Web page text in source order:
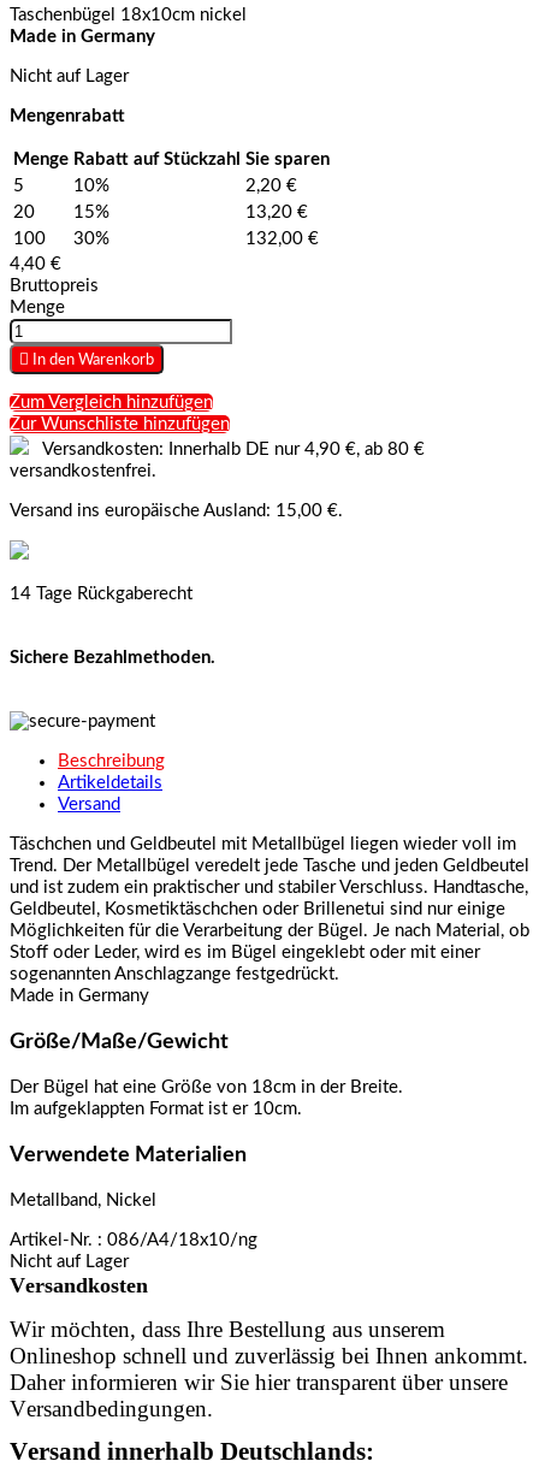
Taschenbügel 18x10cm nickel
Made in Germany
Nicht auf Lager
Mengenrabatt
Menge Rabatt auf Stückzahl Sie sparen
5
10%
2,20 €
20
15%
13,20 €
100
30%
132,00 €
4,40 €
Bruttopreis
Menge
 In den Warenkorb
Zum Vergleich hinzufügen
Zur Wunschliste hinzufügen
Versandkosten: Innerhalb DE nur 4,90 €, ab 80 €
versandkostenfrei.
Versand ins europäische Ausland: 15,00 €.
14 Tage Rückgaberecht
Sichere Bezahlmethoden.
Beschreibung
Artikeldetails
Versand
Täschchen und Geldbeutel mit Metallbügel liegen wieder voll im
Trend. Der Metallbügel veredelt jede Tasche und jeden Geldbeutel
und ist zudem ein praktischer und stabiler Verschluss. Handtasche,
Geldbeutel, Kosmetiktäschchen oder Brillenetui sind nur einige
Möglichkeiten für die Verarbeitung der Bügel. Je nach Material, ob
Stoff oder Leder, wird es im Bügel eingeklebt oder mit einer
sogenannten Anschlagzange festgedrückt.
Made in Germany
Größe/Maße/Gewicht
Der Bügel hat eine Größe von 18cm in der Breite.
Im aufgeklappten Format ist er 10cm.
Verwendete Materialien
Metallband, Nickel
Artikel-Nr. : 086/A4/18x10/ng
Nicht auf Lager
Versandkosten
Wir möchten, dass Ihre Bestellung aus unserem
Onlineshop schnell und zuverlässig bei Ihnen ankommt.
Daher informieren wir Sie hier transparent über unsere
Versandbedingungen.
Versand innerhalb Deutschlands: